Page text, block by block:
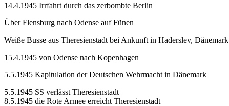
14.4.1945 Irrfahrt durch das zerbombte Berlin
Über Flensburg nach Odense auf Fünen
Weiße Busse aus Theresienstadt bei Ankunft in Haderslev, Dänemark
15.4.1945 von Odense nach Kopenhagen
5.5.1945 Kapitulation der Deutschen Wehrmacht in Dänemark
5.5.1945 SS verlässt Theresienstadt
8.5.1945 die Rote Armee erreicht Theresienstadt